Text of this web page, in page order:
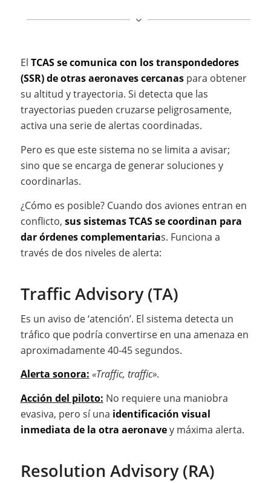
El TCAS se comunica con los transpondedores
(SSR) de otras aeronaves cercanaspara obtener
su altitud y trayectoria. Si detecta que las
trayectorias pueden cruzarse peligrosamente,
activa una serie de alertas coordinadas.
Pero es que este sistema no se limita a avisar;
sino que se encarga de generar soluciones y
coordinarlas.
¿Cómo es posible? Cuando dos aviones entran en
conflicto, sus sistemas TCAS se coordinan para
dar órdenes complementarias. Funciona a
través de dos niveles de alerta:
Traffic Advisory (TA)
Es un aviso de ‘atención’. El sistema detecta un
tráfico que podría convertirse en una amenaza en
aproximadamente 40-45 segundos.
Alerta sonora: «Traffic, traffic».
Acción del piloto: No requiere una maniobra
evasiva, pero sí una identificación visual
inmediata de la otra aeronavey máxima alerta.
Resolution Advisory (RA)